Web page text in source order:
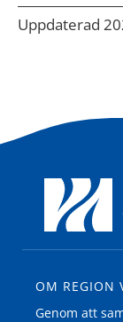
Uppdaterad
OM REGION
Genom att